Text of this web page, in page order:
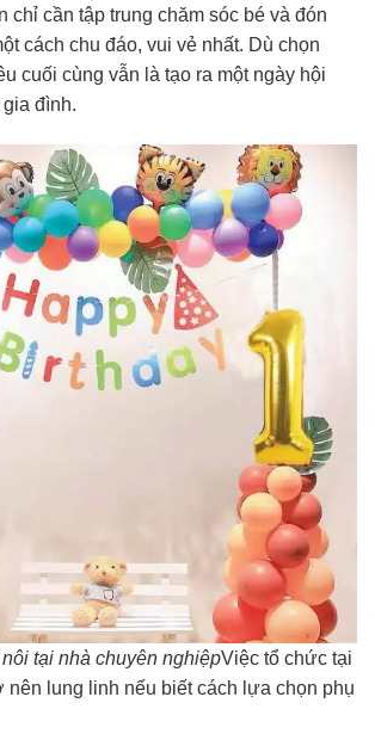
chỉ cần tập trung chăm sóc bé và đón
cách chu đáo, vui vẻ nhất. Dù chọn
cuối cùng vẫn là tạo ra một ngày hội
đình.
tại nhà chuyên nghiệpViệc tổ chức tại
nên lung linh nếu biết cách lựa chọn phụ